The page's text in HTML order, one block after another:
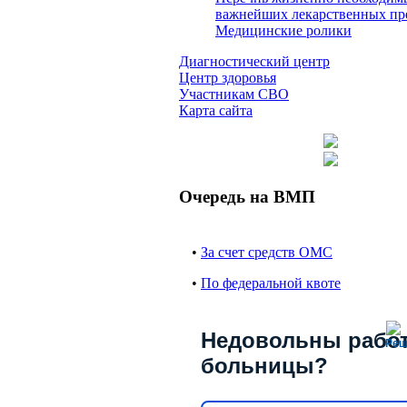
важнейших лекарственных
Медицинские ролики
Диагностический центр
Центр здоровья
Участникам СВО
Карта сайта
Очередь на ВМП
• За счет средств ОМС
• По федеральной квоте
Недовольны
больницы?